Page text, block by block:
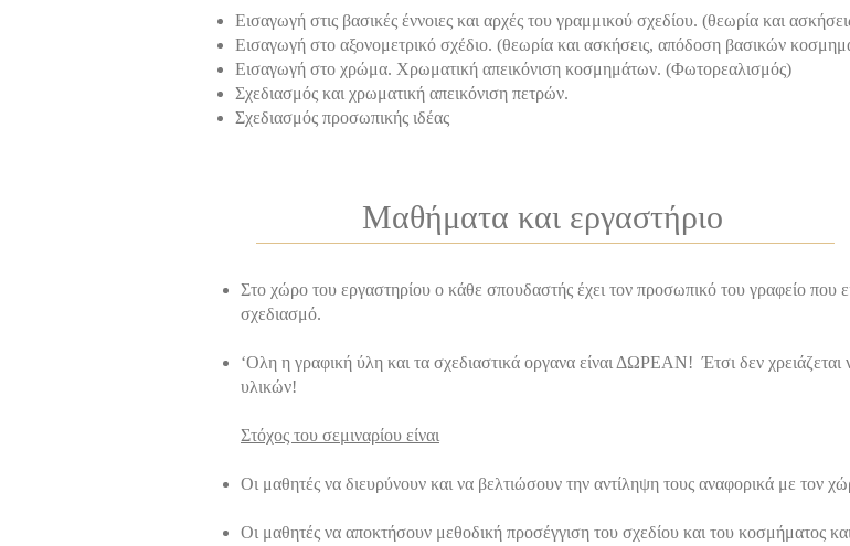
Εισαγωγή στις βασικές έννοιες και αρχές του γραμμικού σχεδίου. (θεωρία και
Εισαγωγή στο αξονομετρικό σχέδιο. (θεωρία και ασκήσεις, απόδοση βασικών
Εισαγωγή στο χρώμα. Χρωματική απεικόνιση κοσμημάτων. (Φωτορεαλισμός)
Σχεδιασμός και χρωματική απεικόνιση πετρών.
Σχεδιασμός προσωπικής ιδέας
Μαθήματα και εργαστήριο
Στο χώρο του εργαστηρίου ο κάθε σπουδαστής έχει τον προσωπικό του γραφείο που
σχεδιασμό.
‘Ολη η γραφική ύλη και τα σχεδιαστικά οργανα είναι ΔΩΡΕΑΝ! Έτσι δεν χρειάζεται
υλικών!
Στόχος του σεμιναρίου είναι
Οι μαθητές να διευρύνουν και να βελτιώσουν την αντίληψη τους αναφορικά με τον
Οι μαθητές να αποκτήσουν μεθοδική προσέγγιση του σχεδίου και του κοσμήματος